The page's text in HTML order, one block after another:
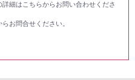
細はこちらからお問い合わせくださ
お問合せください。